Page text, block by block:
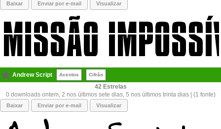
Baixar Enviar por e-mail Visualizar
Andrew Script Acentos Cifrão
42
0 downloads ontem, 2 nos últimos sete dias, 5 nos últimos trinta dias | (1 fonte)
Baixar Enviar por e-mail Visualizar